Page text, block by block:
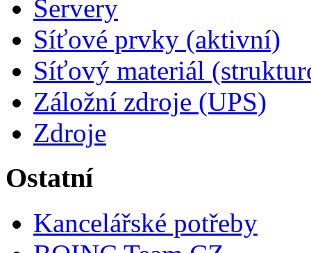
Servery
Síťové prvky (aktivní)
Síťový materiál
Záložní zdroje (UPS)
Zdroje
Ostatní
Kancelářské potřeby